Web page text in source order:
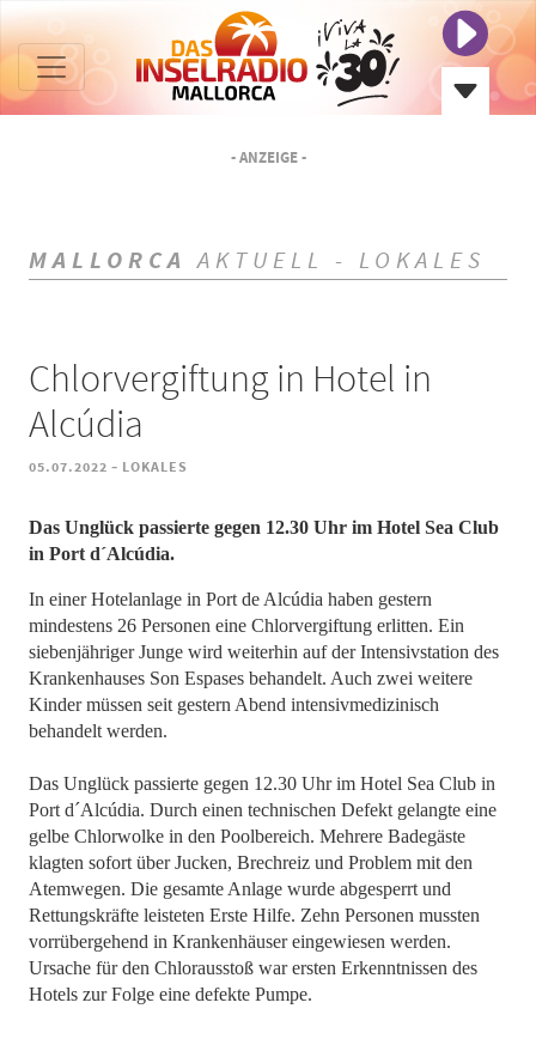
- ANZEIGE -
MALLORCA AKTUELL - LOKALES
Chlorvergiftung in Hotel in
Alcúdia
05.07.2022 - LOKALES
​​​​​​​Das Unglück passierte gegen 12.30 Uhr im Hotel Sea Club
in Port d´Alcúdia.
In einer Hotelanlage in Port de Alcúdia haben gestern
mindestens 26 Personen eine Chlorvergiftung erlitten. Ein
siebenjähriger Junge wird weiterhin auf der Intensivstation des
Krankenhauses Son Espases behandelt. Auch zwei weitere
Kinder müssen seit gestern Abend intensivmedizinisch
behandelt werden.
Das Unglück passierte gegen 12.30 Uhr im Hotel Sea Club in
Port d´Alcúdia. Durch einen technischen Defekt gelangte eine
gelbe Chlorwolke in den Poolbereich. Mehrere Badegäste
klagten sofort über Jucken, Brechreiz und Problem mit den
Atemwegen. Die gesamte Anlage wurde abgesperrt und
Rettungskräfte leisteten Erste Hilfe. Zehn Personen mussten
vorrübergehend in Krankenhäuser eingewiesen werden.
Ursache für den Chlorausstoß war ersten Erkenntnissen des
Hotels zur Folge eine defekte Pumpe.